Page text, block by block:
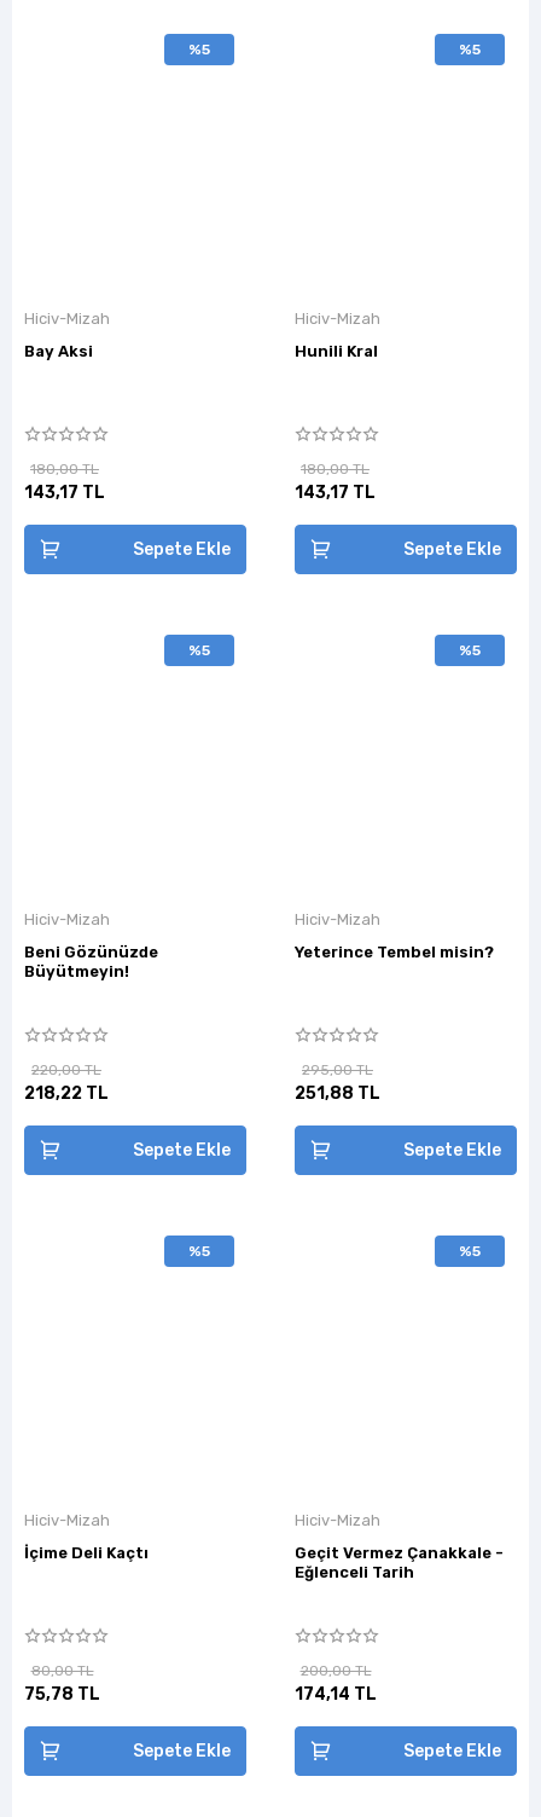
%5
Hiciv-Mizah
Bay Aksi
180,00 TL
143,17 TL
Sepete Ekle
%5
Hiciv-Mizah
Hunili Kral
180,00 TL
143,17 TL
Sepete Ekle
%5
Hiciv-Mizah
Beni Gözünüzde
Büyütmeyin!
220,00 TL
218,22 TL
Sepete Ekle
%5
Hiciv-Mizah
Yeterince Tembel misin?
295,00 TL
251,88 TL
Sepete Ekle
%5
Hiciv-Mizah
İçime Deli Kaçtı
80,00 TL
75,78 TL
Sepete Ekle
%5
Hiciv-Mizah
Geçit Vermez Çanakkale -
Eğlenceli Tarih
200,00 TL
174,14 TL
Sepete Ekle